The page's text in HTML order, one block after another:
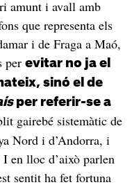
amunt i avall amb
que representa els
i de Fraga a Maó,
per evitar no ja el
sinó el de
per referir-se a
gairebé sistemàtic de
Nord i d’Andorra, i
en lloc d’això parlen
sentit ha fet fortuna